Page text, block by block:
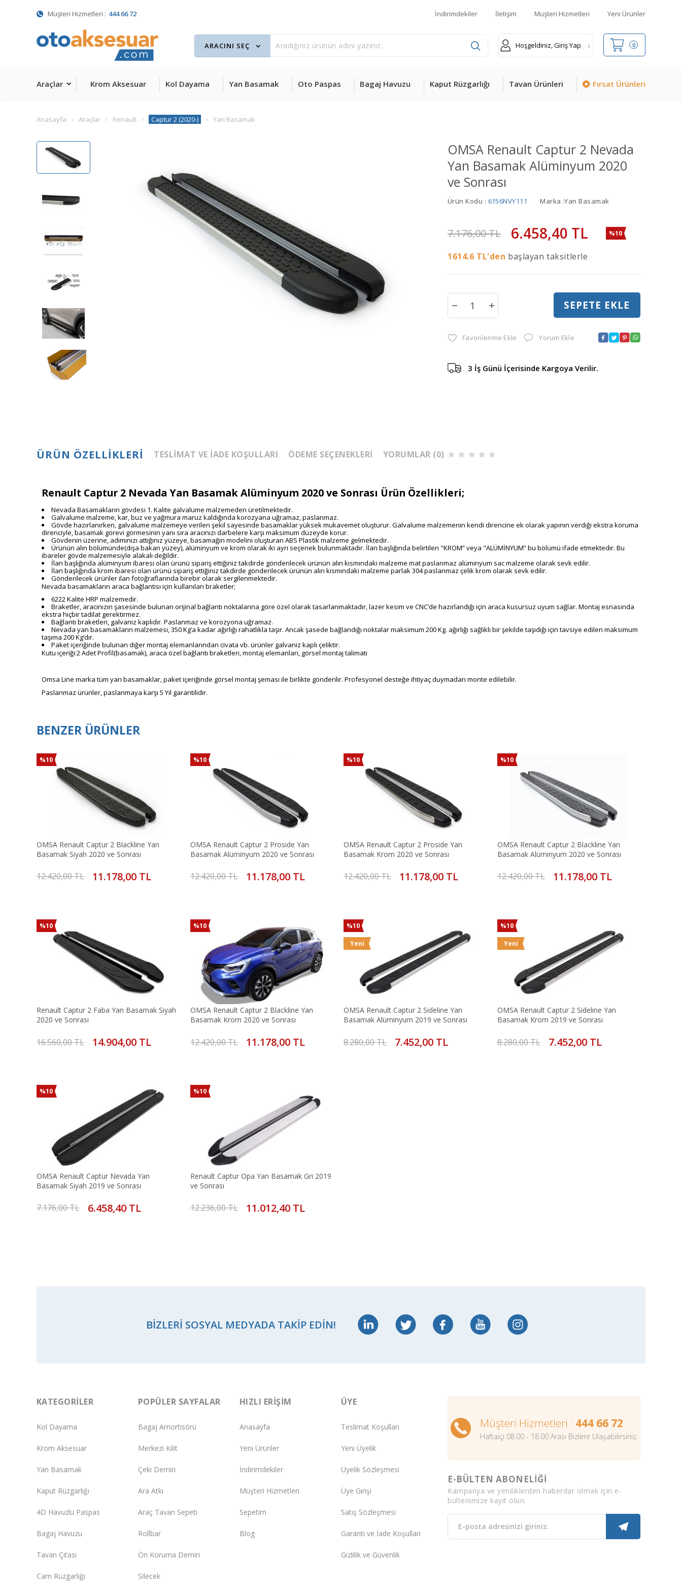
Müşteri Hizmetleri : 444 66 72 İndirimdekiler İletişim Müşteri Hizmetleri Yeni Ürünler
0
Hoşgeldiniz, Giriş Yap
Araçlar Krom Aksesuar Kol Dayama Yan Basamak Oto Paspas Bagaj Havuzu Kaput Rüzgarlığı Tavan Ürünleri Fırsat Ürünleri
Anasayfa Araçlar Renault Captur 2 (2020-) Yan Basamak
OMSA Renault Captur 2 Nevada
Yan Basamak Alüminyum 2020
ve Sonrası
Ürün Kodu : 6156NVY111 Marka :Yan Basamak
7.176,00TL 6.458,40 TL %10
1614.6 TL'den başlayan taksitlerle
SEPETE EKLE
Favorilerime Ekle Yorum Ekle
3 İş Günü İçerisinde Kargoya Verilir.
ÜRÜN ÖZELLIKLERI TESLIMAT VE İADE KOŞULLARI ÖDEME SEÇENEKLERI YORUMLAR (0)
Renault Captur 2 Nevada Yan Basamak Alüminyum 2020 ve Sonrası Ürün Özellikleri;
Nevada Basamakların gövdesi 1. Kalite galvalume malzemeden üretilmektedir.
Galvalume malzeme, kar, buz ve yağmura maruz kaldığında korozyana uğramaz, paslanmaz.
Gövde hazırlanırken, galvalume malzemeye verilen şekil sayesinde basamaklar yüksek mukavemet oluşturur. Galvalume malzemenin kendi direncine ek olarak yapının verdiği ekstra koruma
direnciyle, basamak görevi görmesinin yanı sıra aracınızı darbelere karşı maksimum düzeyde korur.
Gövdenin üzerine, adımınızı attığınız yüzeye, basamağın modelini oluşturan ABS Plastik malzeme gelmektedir.
Ürünün alın bölümünde(dışa bakan yüzey), alüminyum ve krom olarak iki ayrı seçenek bulunmaktadır. İlan başlığında belirtilen "KROM” veya "ALÜMİNYUM” bu bölümü ifade etmektedir. Bu
ibareler gövde malzemesiyle alakalı değildir.
İlan başlığında alüminyum ibaresi olan ürünü sipariş ettiğiniz takdirde gönderilecek ürünün alın kısmındaki malzeme mat paslanmaz alüminyum sac malzeme olarak sevk edilir.
İlan başlığında krom ibaresi olan ürünü sipariş ettiğiniz takdirde gönderilecek ürünün alın kısmındaki malzeme parlak 304 paslanmaz çelik krom olarak sevk edilir.
Gönderilecek ürünler ilan fotoğraflarında birebir olarak sergilenmektedir.
Nevada basamakların araca bağlantısı için kullanılan braketler;
6222 Kalite HRP malzemedir.
Braketler, aracınızın şasesinde bulunan orijinal bağlantı noktalarına göre özel olarak tasarlanmaktadır, lazer kesim ve CNC’de hazırlandığı için araca kusursuz uyum sağlar. Montaj esnasında
ekstra hiçbir tadilat gerektirmez.
Bağlantı braketleri, galvaniz kaplıdır. Paslanmaz ve korozyona uğramaz.
Nevada yan basamakların malzemesi, 350 Kg’a kadar ağırlığı rahatlıkla taşır. Ancak şasede bağlandığı noktalar maksimum 200 Kg. ağırlığı sağlıklı bir şekilde taşıdığı için tavsiye edilen maksimum
taşıma 200 Kg’dır.
Paket içeriğinde bulunan diğer montaj elemanlarından civata vb. ürünler galvaniz kaplı çeliktir.
Kutu içeriği:2 Adet Profil(basamak), araca özel bağlantı braketleri, montaj elemanları, görsel montaj talimatı
Omsa Line marka tüm yan basamaklar, paket içeriğinde görsel montaj şeması ile birlikte gönderilir. Profesyonel desteğe ihtiyaç duymadan monte edilebilir.
Paslanmaz ürünler, paslanmaya karşı 5 Yıl garantilidir.
BENZER ÜRÜNLER
%10
OMSA Renault Captur 2 Blackline Yan
Basamak Siyah 2020 ve Sonrası
12.420,00 TL 11.178,00 TL
%10
OMSA Renault Captur 2 Proside Yan
Basamak Alüminyum 2020 ve Sonrası
12.420,00 TL 11.178,00 TL
%10
OMSA Renault Captur 2 Proside Yan
Basamak Krom 2020 ve Sonrası
12.420,00 TL 11.178,00 TL
%10
OMSA Renault Captur 2 Blackline Yan
Basamak Alüminyum 2020 ve Sonrası
12.420,00 TL 11.178,00 TL
%10
Renault Captur 2 Faba Yan Basamak Siyah
2020 ve Sonrası
16.560,00 TL 14.904,00 TL
%10
OMSA Renault Captur 2 Blackline Yan
Basamak Krom 2020 ve Sonrası
12.420,00 TL 11.178,00 TL
%10
Yeni
OMSA Renault Captur 2 Sideline Yan
Basamak Alüminyum 2019 ve Sonrası
8.280,00 TL 7.452,00 TL
%10
Yeni
OMSA Renault Captur 2 Sideline Yan
Basamak Krom 2019 ve Sonrası
8.280,00 TL 7.452,00 TL
%10
OMSA Renault Captur Nevada Yan
Basamak Siyah 2019 ve Sonrası
7.176,00 TL 6.458,40 TL
%10
Renault Captur Opa Yan Basamak Gri 2019
ve Sonrası
12.236,00 TL 11.012,40 TL
BIZLERI SOSYAL MEDYADA TAKIP EDIN!
KATEGORILER
Kol Dayama
Krom Aksesuar
Yan Basamak
Kaput Rüzgarlığı
4D Havuzlu Paspas
Bagaj Havuzu
Tavan Çıtası
Cam Rüzgarlığı
POPÜLER SAYFALAR
Bagaj Amortisörü
Merkezi Kilit
Çeki Demiri
Ara Atkı
Araç Tavan Sepeti
Rollbar
Ön Koruma Demiri
Silecek
HIZLI ERIŞIM
Anasayfa
Yeni Ürünler
İndirimdekiler
Müşteri Hizmetleri
Sepetim
Blog
ÜYE
Teslimat Koşulları
Yeni Üyelik
Üyelik Sözleşmesi
Üye Girişi
Satış Sözleşmesi
Garanti ve İade Koşulları
Gizlilik ve Güvenlik
Müşteri Hizmetleri : 444 66 72
Haftaiçi 08.00 - 18.00 Arası Bizlere Ulaşabilirsiniz.
E-BÜLTEN ABONELİĞİ
Kampanya ve yeniliklerden haberdar olmak için e-
bültenimize kayıt olun.